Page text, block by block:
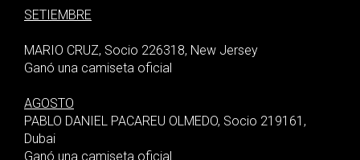
SETIEMBRE
MARIO CRUZ, Socio 226318, New Jersey
Ganó una camiseta oficial
AGOSTO
PABLO DANIEL PACAREU OLMEDO, Socio 219161,
Dubai
Ganó una camiseta oficial